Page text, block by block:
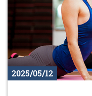
2025/05/12